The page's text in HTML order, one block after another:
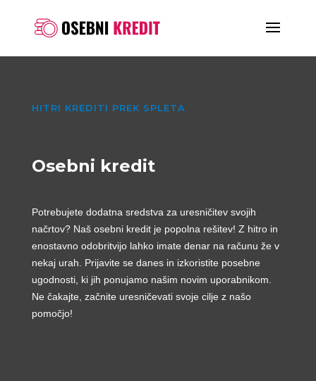
HITRI KREDITI PREK SPLETA
Osebni kredit
Potrebujete dodatna sredstva za uresničitev svojih
načrtov? Naš osebni kredit je popolna rešitev! Z hitro in
enostavno odobritvijo lahko imate denar na računu že v
nekaj urah. Prijavite se danes in izkoristite posebne
ugodnosti, ki jih ponujamo našim novim uporabnikom.
Ne čakajte, začnite uresničevati svoje cilje z našo
pomočjo!